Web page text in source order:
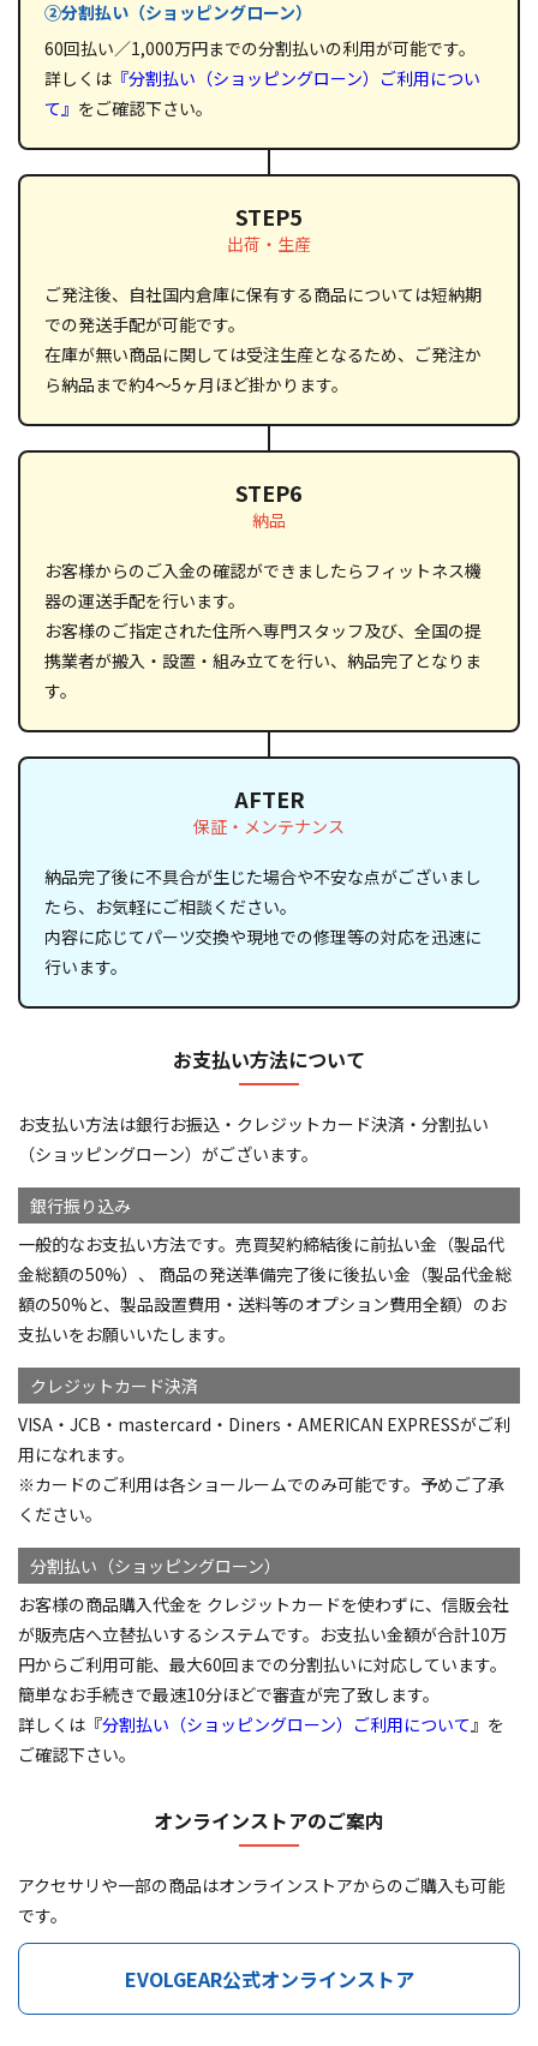
②分割払い（ショッピングローン）
60回払い／1,000万円までの分割払いの利用が可能です。
詳しくは 『分割払い（ショッピングローン）ご利用につい
て』 をご確認下さい。
STEP5
出荷・生産
ご発注後、自社国内倉庫に保有する商品については短納期
での発送手配が可能です。
在庫が無い商品に関しては受注生産となるため、ご発注か
ら納品まで約4～5ヶ月ほど掛かります。
STEP6
納品
お客様からのご入金の確認ができましたらフィットネス機
器の運送手配を行います。
お客様のご指定された住所へ専門スタッフ及び、全国の提
携業者が搬入・設置・組み立てを行い、納品完了となりま
す。
AFTER
保証・メンテナンス
納品完了後に不具合が生じた場合や不安な点がございまし
たら、お気軽にご相談ください。
内容に応じてパーツ交換や現地での修理等の対応を迅速に
行います。
お支払い方法について
お支払い方法は銀行お振込・クレジットカード決済・分割払い
（ショッピングローン）がございます。
銀行振り込み
一般的なお支払い方法です。売買契約締結後に前払い金（製品代
金総額の50%）、 商品の発送準備完了後に後払い金（製品代金総
額の50%と、製品設置費用・送料等のオプション費用全額）のお
支払いをお願いいたします。
クレジットカード決済
VISA・JCB・mastercard・Diners・AMERICAN EXPRESSがご利
用になれます。
※カードのご利用は各ショールームでのみ可能です。予めご了承
ください。
分割払い（ショッピングローン）
お客様の商品購入代金を クレジットカードを使わずに、信販会社
が販売店へ立替払いするシステムです。お支払い金額が合計10万
円からご利用可能、最大60回までの分割払いに対応しています。
簡単なお手続きで最速10分ほどで審査が完了致します。
詳しくは『分割払い（ショッピングローン）ご利用について』を
ご確認下さい。
オンラインストアのご案内
アクセサリや一部の商品はオンラインストアからのご購入も可能
です。
EVOLGEAR公式オンラインストア